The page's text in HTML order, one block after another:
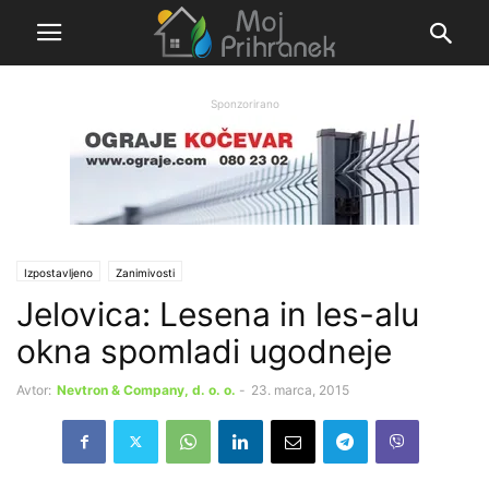
Sponzorirano
Izpostavljeno Zanimivosti
Jelovica: Lesena in les-alu
okna spomladi ugodneje
Avtor: Nevtron & Company, d. o. o. - 23. marca, 2015